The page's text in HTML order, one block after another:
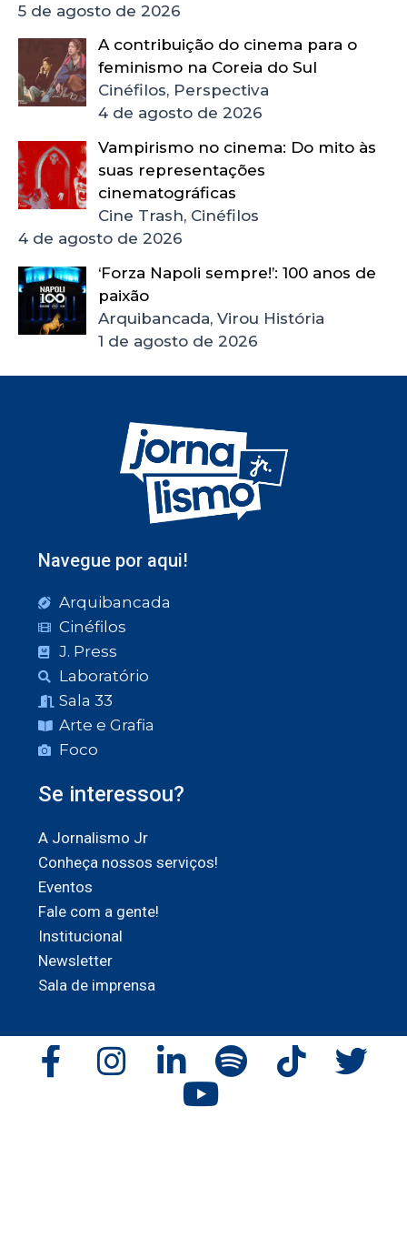
5 de agosto de 2026
A contribuição do cinema para o
feminismo na Coreia do Sul
Cinéfilos, Perspectiva
4 de agosto de 2026
Vampirismo no cinema: Do mito às
suas representações
cinematográficas
Cine Trash, Cinéfilos
4 de agosto de 2026
‘Forza Napoli sempre!’: 100 anos de
paixão
Arquibancada, Virou História
1 de agosto de 2026
Navegue por aqui!
Arquibancada
Cinéfilos
J. Press
Laboratório
Sala 33
Arte e Grafia
Foco
Se interessou?
A Jornalismo Jr
Conheça nossos serviços!
Eventos
Fale com a gente!
Institucional
Newsletter
Sala de imprensa